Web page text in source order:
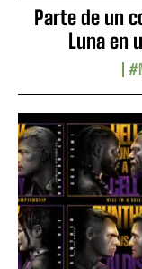
Parte de un
Luna en